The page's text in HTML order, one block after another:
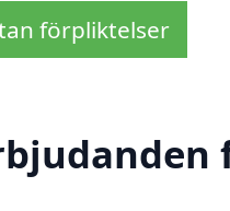
förpliktelser